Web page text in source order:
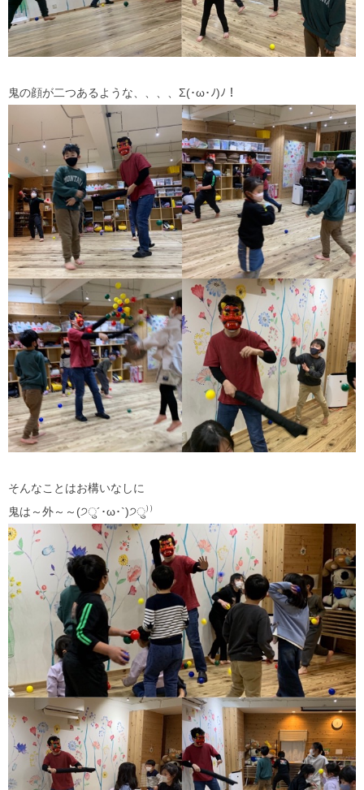
鬼の顔が二つあるような、、、、Σ(･ω･ﾉ)ﾉ！
そんなことはお構いなしに
鬼は～外～～(੭ु´･ω･`)੭ु⁾⁾